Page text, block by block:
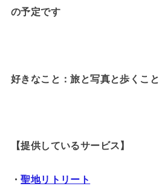
の予定です
好きなこと：旅と写真と歩くこと
【提供しているサービス】
・聖地リトリート